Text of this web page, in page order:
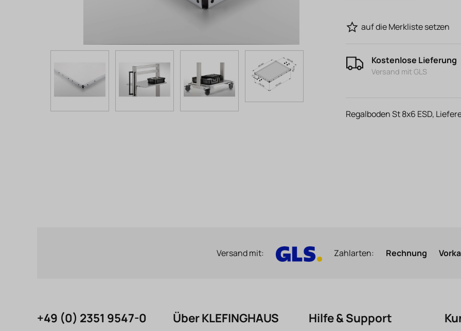
auf die Merkliste setzen
Kostenlose Lieferung
Versand mit GLS
Regalboden St 8x6 ESD,
Versand mit: Zahlarten: Rechnung
+49 (0) 2351 9547-0 Über KLEFINGHAUS Hilfe & Support